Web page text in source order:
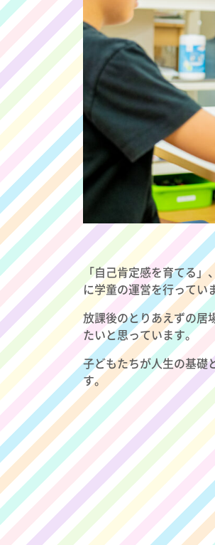
「自己肯定感を育てる」
に学童の運営を行ってい
放課後のとりあえずの居
たいと思っています。
子どもたちが人生の基礎
す。